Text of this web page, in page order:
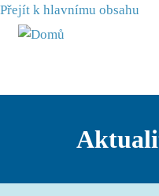
Přejít k hlavnímu obsahu